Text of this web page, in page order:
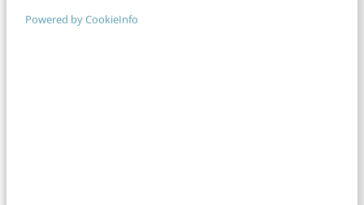
Powered by CookieInfo